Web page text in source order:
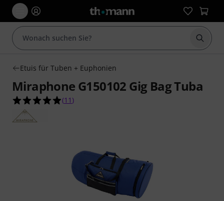
Suche
Etuis für Tuben + Euphonien
Miraphone G150102 Gig Bag Tuba
4.9 von 5 Sternen aus 11 Kundenbewertungen
(11 )